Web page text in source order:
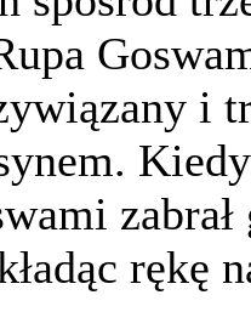
i
rękę